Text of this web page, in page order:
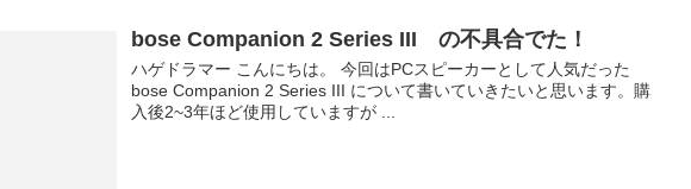
bose Companion 2 Series III の不具合でた！
ハゲドラマー こんにちは。 今回はPCスピーカーとして人気だった
bose Companion 2 Series III について書いていきたいと思います。購
入後2~3年ほど使用していますが ...